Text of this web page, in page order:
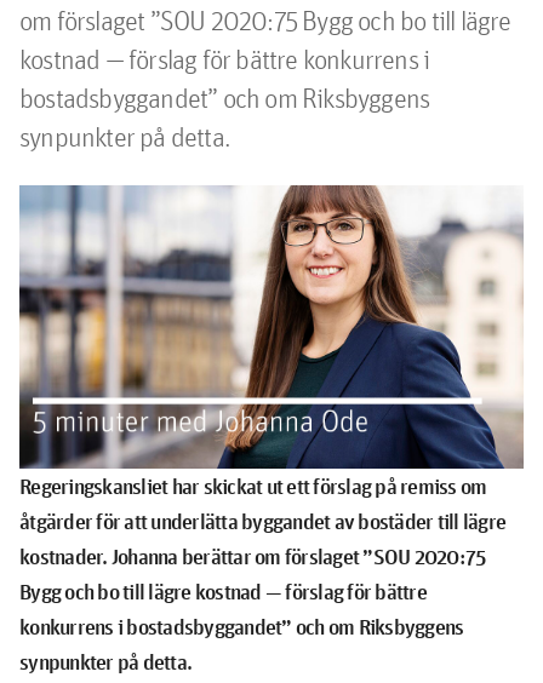
om förslaget ”SOU 2020:75 Bygg och bo till lägre
kostnad — förslag för bättre konkurrens i
bostadsbyggandet” och om Riksbyggens
synpunkter på detta.
Regeringskansliet har skickat ut ett förslag på remiss om
åtgärder för att underlätta byggandet av bostäder till lägre
kostnader. Johanna berättar om förslaget ”SOU 2020:75
Bygg och bo till lägre kostnad — förslag för bättre
konkurrens i bostadsbyggandet” och om Riksbyggens
synpunkter på detta.